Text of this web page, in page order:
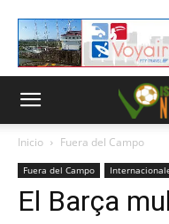
Inicio Fuera del Campo
Fuera del Campo
El Barça